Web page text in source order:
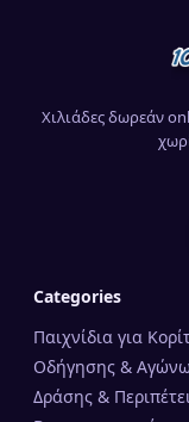
Χιλιάδες δωρεάν
Categories
Παιχνίδια για
Οδήγησης &
Δράσης &